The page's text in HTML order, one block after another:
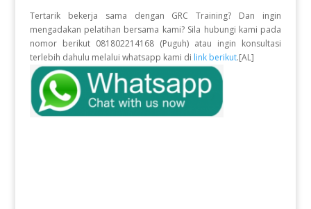
Tertarik bekerja sama dengan GRC Training? Dan ingin
mengadakan pelatihan bersama kami? Sila hubungi kami pada
nomor berikut 081802214168 (Puguh) atau ingin konsultasi
terlebih dahulu melalui whatsapp kami di link berikut.[AL]